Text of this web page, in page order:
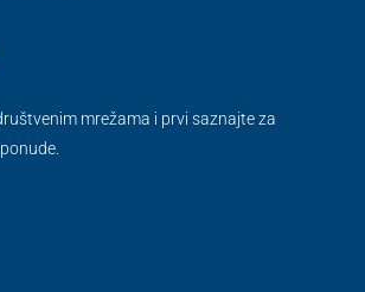
mrežama i prvi saznajte za